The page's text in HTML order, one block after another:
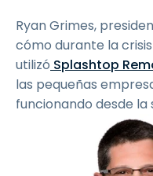
Ryan Grimes,
cómo durante la
utilizó Splashtop
las pequeñas
funcionando desde la